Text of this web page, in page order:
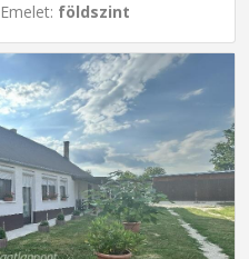
Emelet: földszint